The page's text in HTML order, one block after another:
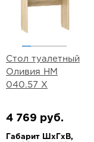
Стол туалетный
Оливия НМ
040.57 Х
4 769 руб.
Габарит ШхГхВ,